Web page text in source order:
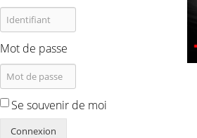
Mot de passe
Se souvenir de moi
Connexion